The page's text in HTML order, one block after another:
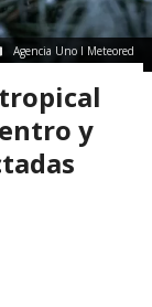
Agencia Uno I Meteored
y